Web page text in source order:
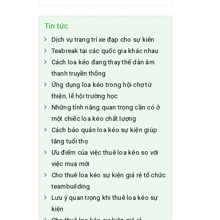
Tin tức
Dịch vụ trang trí xe đạp cho sự kiên
Teabreak tại các quốc gia khác nhau
Cách loa kéo đang thay thế dàn âm
thanh truyền thống
Ứng dụng loa kéo trong hội chợ từ
thiện, lễ hội trường học
Những tính năng quan trọng cần có ở
một chiếc loa kéo chất lượng
Cách bảo quản loa kéo sự kiện giúp
tăng tuổi thọ
Ưu điểm của việc thuê loa kéo so với
việc mua mới
Cho thuê loa kéo sự kiện giá rẻ tổ chức
teambuilding
Lưu ý quan trọng khi thuê loa kéo sự
kiện